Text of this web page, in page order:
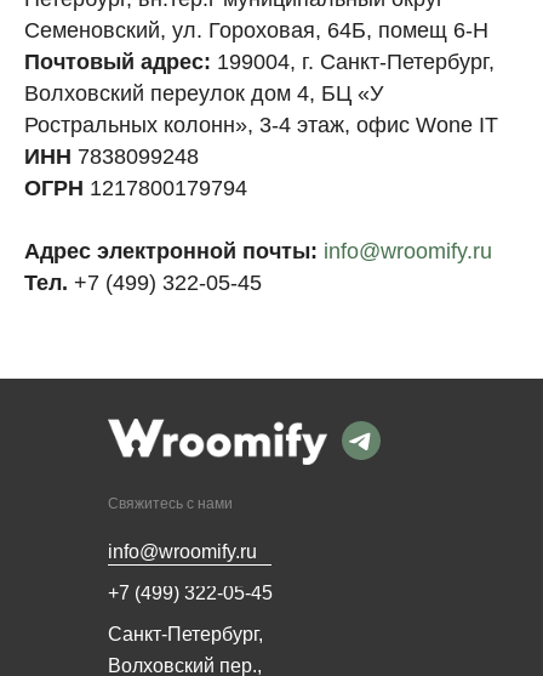
Семеновский, ул. Гороховая, 64Б, помещ 6-Н
Почтовый адрес: 199004, г. Санкт-Петербург,
Волховский переулок дом 4, БЦ «У
Ростральных колонн», 3-4 этаж, офис Wone IT
ИНН 7838099248
ОГРН 1217800179794
Адрес электронной почты: info@wroomify.ru
Тел. +7 (499) 322-05-45
Волховский пер.,
Санкт-Петербург,
+7 (499) 322-05-45
info@wroomify.ru
Свяжитесь с нами